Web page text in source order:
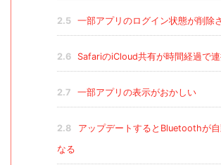
2.5 一部アプリのログイン状態が削除
2.6 SafariのiCloud共有が時間経過で
2.7 一部アプリの表示がおかしい
2.8
アップデートするとBluetoothが
なる